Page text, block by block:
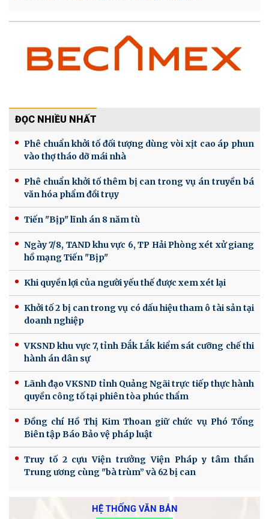
ĐỌC NHIỀU NHẤT
Phê chuẩn khởi tố đối tượng dùng vòi xịt cao áp phun
vào thợ tháo dỡ mái nhà
Phê chuẩn khởi tố thêm bị can trong vụ án truyền bá
văn hóa phẩm đồi trụy
Tiến "Bịp" lĩnh án 8 năm tù
Ngày 7/8, TAND khu vực 6, TP Hải Phòng xét xử giang
hồ mạng Tiến "Bịp"
Khi quyền lợi của người yếu thế được xem xét lại
Khởi tố 2 bị can trong vụ có dấu hiệu tham ô tài sản tại
doanh nghiệp
VKSND khu vực 7, tỉnh Đắk Lắk kiểm sát cưỡng chế thi
hành án dân sự
Lãnh đạo VKSND tỉnh Quảng Ngãi trực tiếp thực hành
quyền công tố tại phiên tòa phúc thẩm
Đồng chí Hồ Thị Kim Thoan giữ chức vụ Phó Tổng
Biên tập Báo Bảo vệ pháp luật
Truy tố 2 cựu Viện trưởng Viện Pháp y tâm thần
Trung ương cùng "bà trùm” và 62 bị can
HỆ THỐNG VĂN BẢN